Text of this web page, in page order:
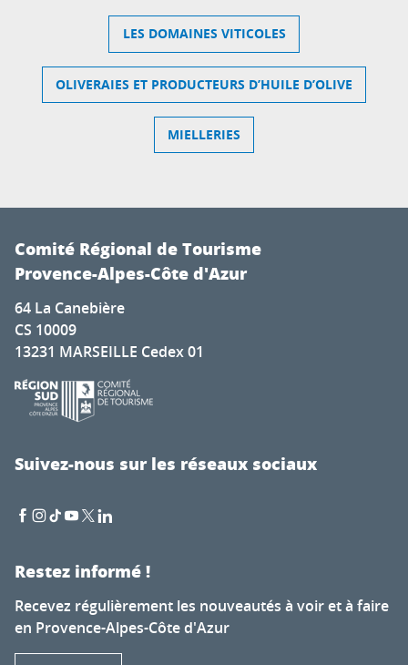
LES DOMAINES VITICOLES
OLIVERAIES ET PRODUCTEURS D’HUILE D’OLIVE
MIELLERIES
Comité Régional de Tourisme
Provence-Alpes-Côte d'Azur
64 La Canebière
CS 10009
13231 MARSEILLE Cedex 01
Suivez-nous sur les réseaux sociaux
Restez informé !
Recevez régulièrement les nouveautés à voir et à faire
en Provence-Alpes-Côte d'Azur